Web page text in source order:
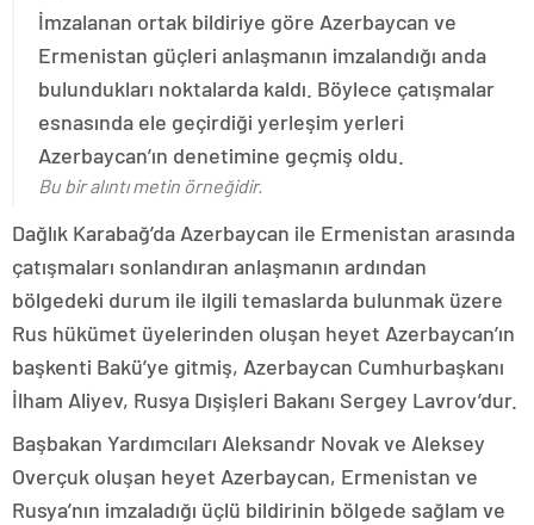
İmzalanan ortak bildiriye göre Azerbaycan ve
Ermenistan güçleri anlaşmanın imzalandığı anda
bulundukları noktalarda kaldı. Böylece çatışmalar
esnasında ele geçirdiği yerleşim yerleri
Azerbaycan’ın denetimine geçmiş oldu.
Bu bir alıntı metin örneğidir.
Dağlık Karabağ’da Azerbaycan ile Ermenistan arasında
çatışmaları sonlandıran anlaşmanın ardından
bölgedeki durum ile ilgili temaslarda bulunmak üzere
Rus hükümet üyelerinden oluşan heyet Azerbaycan’ın
başkenti Bakü’ye gitmiş, Azerbaycan Cumhurbaşkanı
İlham Aliyev, Rusya Dışişleri Bakanı Sergey Lavrov’dur.
Başbakan Yardımcıları Aleksandr Novak ve Aleksey
Overçuk oluşan heyet Azerbaycan, Ermenistan ve
Rusya’nın imzaladığı üçlü bildirinin bölgede sağlam ve